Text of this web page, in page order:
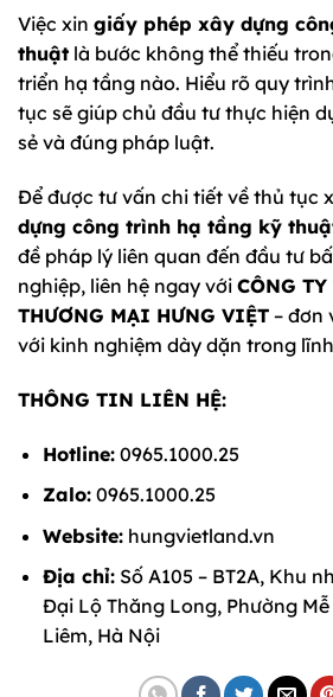
Việc xin giấy phép xây dựng
thuật là bước không thể thiếu
triển hạ tầng nào. Hiểu rõ quy
tục sẽ giúp chủ đầu tư thực hiện
sẻ và đúng pháp luật.
Để được tư vấn chi tiết về thủ tục
dựng công trình hạ tầng kỹ
đề pháp lý liên quan đến đầu tư
nghiệp, liên hệ ngay với CÔNG
THƯƠNG MẠI HƯNG VIỆT – đơn
với kinh nghiệm dày dặn trong
THÔNG TIN LIÊN HỆ:
Hotline:0965.1000.25
Zalo:0965.1000.25
Website:hungvietland.vn
Địa chỉ:Số A105 – BT2A, Khu
Đại Lộ Thăng Long, Phường
Liêm, Hà Nội